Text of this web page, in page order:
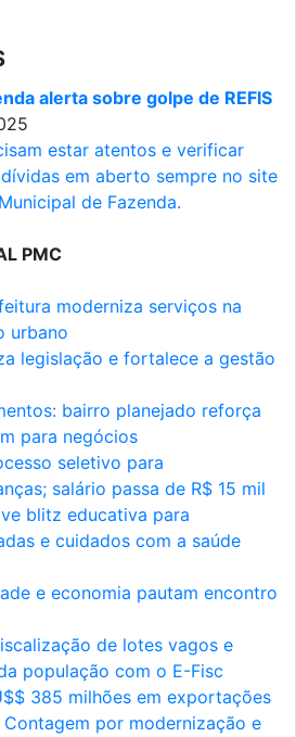
alerta sobre golpe de REFIS
estar atentos e verificar
em aberto sempre no site
de Fazenda.
PMC
moderniza serviços na
urbano
legislação e fortalece a gestão
bairro planejado reforça
para negócios
seletivo para
salário passa de R$ 15 mil
blitz educativa para
e cuidados com a saúde
e economia pautam encontro
de lotes vagos e
população com o E-Fisc
385 milhões em exportações
por modernização e